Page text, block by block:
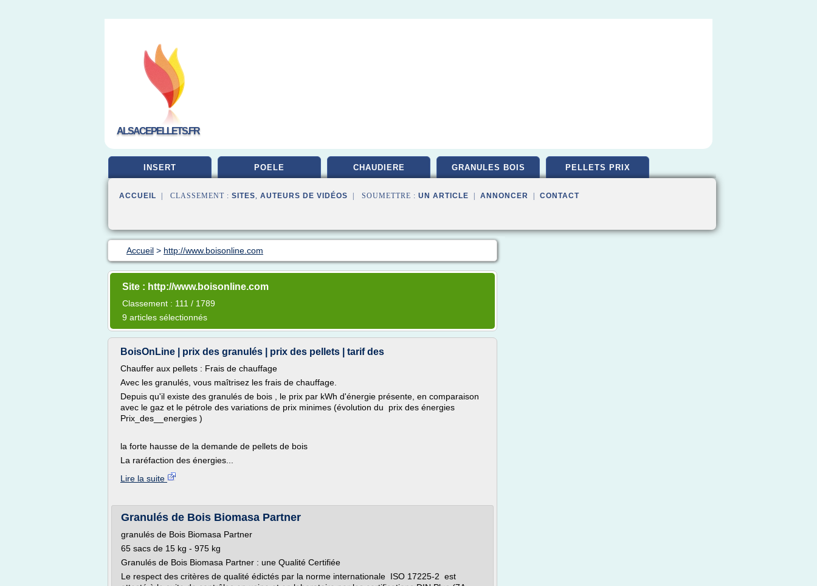
ALSACEPELLETS.FR
INSERT POELE CHAUDIERE GRANULES BOIS PELLETS PRIX
ACCUEIL | CLASSEMENT : SITES, AUTEURS DE VIDÉOS | SOUMETTRE : UN ARTICLE ANNONCER CONTACT
Accueil > http://www.boisonline.com
Site : http://www.boisonline.com
Classement : 111 / 1789
9 articles sélectionnés
BoisOnLine | prix des granulés | prix des pellets | tarif des
Chauffer aux pellets : Frais de chauffage
Avec les granulés, vous maîtrisez les frais de chauffage.
Depuis qu'il existe des granulés de bois , le prix par kWh d'énergie présente, en comparaison
avec le gaz et le pétrole des variations de prix minimes (évolution du prix des énergies
Prix_des__energies )
la forte hausse de la demande de pellets de bois
La raréfaction des énergies...
Lire la suite
Granulés de Bois Biomasa Partner
granulés de Bois Biomasa Partner
65 sacs de 15 kg - 975 kg
Granulés de Bois Biomasa Partner : une Qualité Certifiée
Le respect des critères de qualité édictés par la norme internationale ISO 17225-2 est